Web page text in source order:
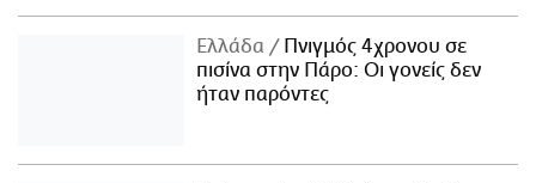
Ελλάδα
Πνιγμός 4χρονου σε
πισίνα στην Πάρο: Οι γονείς δεν
ήταν παρόντες